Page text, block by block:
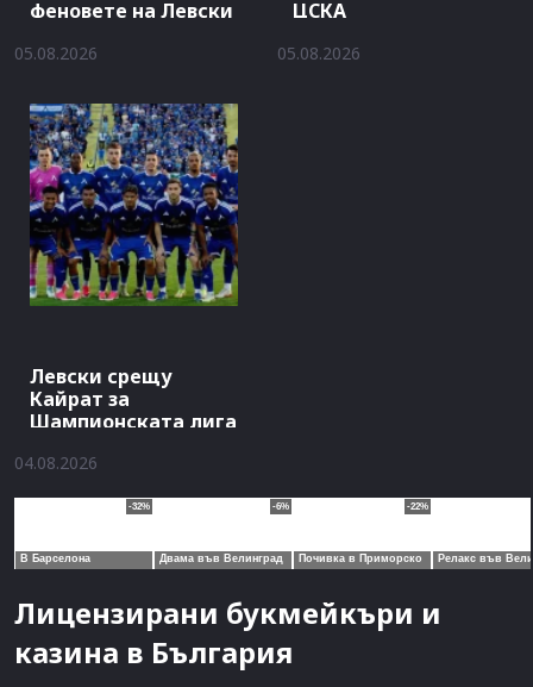
феновете на Левски
05.08.2026
ЦСКА
05.08.2026
Левски срещу
Кайрат за
Шампионската лига
04.08.2026
Лицензирани букмейкъри и
казина в България